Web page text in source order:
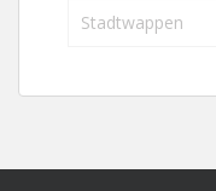
Stadtwappen